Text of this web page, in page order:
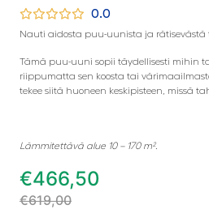
0.0
Nauti aidosta puu-uunista ja rätisevästä
Tämä puu-uuni sopii täydellisesti mihin
riippumatta sen koosta tai
tekee siitä huoneen keskipisteen, missä
Lämmitettävä alue 10 – 170 m².
€466,50
€619,00